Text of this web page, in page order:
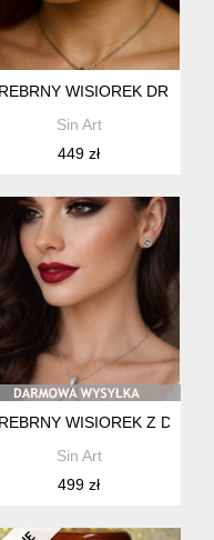
PIĘKNY . UNIKATOWY.
WISIOREK DRUZA
Sin Art
449 zł
POWTARZALNY
WISIOREK Z
Sin Art
499 zł